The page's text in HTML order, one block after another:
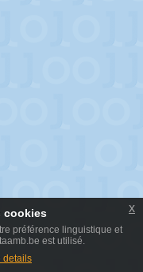
cookies
préférence linguistique et
est utilisé.
details
x